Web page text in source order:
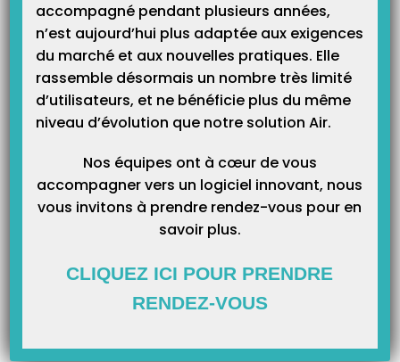
Catégories
Catégories
accompagné pendant plusieurs années,
n’est aujourd’hui plus adaptée aux exigences
du marché et aux nouvelles pratiques. Elle
rassemble désormais un nombre très limité
d’utilisateurs, et ne bénéficie plus du même
niveau d’évolution que notre solution Air.
Nos équipes ont à cœur de vous
accompagner vers un logiciel innovant, nous
vous invitons à prendre rendez-vous pour en
savoir plus.
CLIQUEZ ICI POUR PRENDRE
RENDEZ-VOUS